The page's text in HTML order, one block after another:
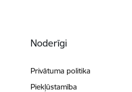
Noderīgi
Privātuma politika
Piekļūstamība